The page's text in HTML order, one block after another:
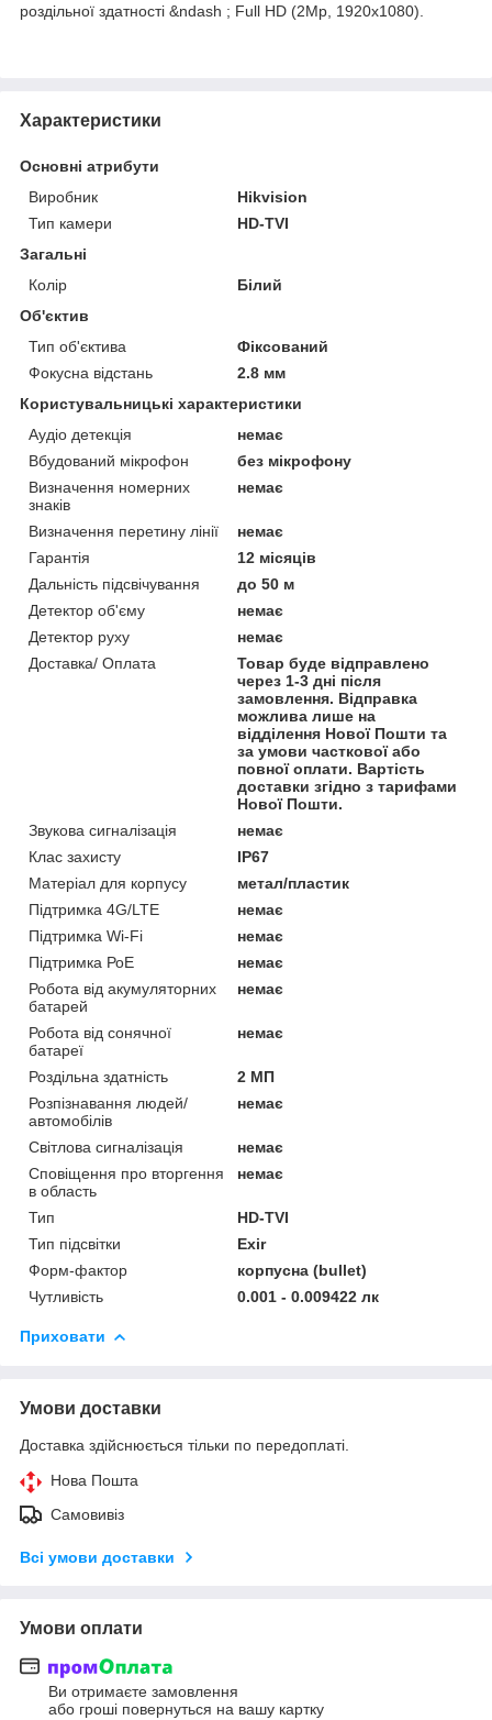
роздільної здатності &ndash ; Full HD (2Mp, 1920х1080).
Характеристики
Основні атрибути
Виробник
Hikvision
Тип камери
HD-TVI
Загальні
Колір
Білий
Об'єктив
Тип об'єктива
Фіксований
Фокусна відстань
2.8 мм
Користувальницькі характеристики
Аудіо детекція
немає
Вбудований мікрофон
без мікрофону
Визначення номерних
знаків
немає
Визначення перетину лінії
немає
Гарантія
12 місяців
Дальність підсвічування
до 50 м
Детектор об'єму
немає
Детектор руху
немає
Доставка/ Оплата
Товар буде відправлено
через 1-3 дні після
замовлення. Відправка
можлива лише на
відділення Нової Пошти та
за умови часткової або
повної оплати. Вартість
доставки згідно з тарифами
Нової Пошти.
Звукова сигналізація
немає
Клас захисту
IP67
Матеріал для корпусу
метал/пластик
Підтримка 4G/LTE
немає
Підтримка Wi-Fi
немає
Підтримка РоЕ
немає
Робота від акумуляторних
батарей
немає
Робота від сонячної
батареї
немає
Роздільна здатність
2 МП
Розпізнавання людей/
автомобілів
немає
Світлова сигналізація
немає
Сповіщення про вторгення
в область
немає
Тип
HD-TVI
Тип підсвітки
Exir
Форм-фактор
корпусна (bullet)
Чутливість
0.001 - 0.009422 лк
Приховати
Умови доставки
Доставка здійснюється тільки по передоплаті.
Нова Пошта
Самовивіз
Всі умови доставки
Умови оплати
Ви отримаєте замовлення
або гроші повернуться на вашу картку